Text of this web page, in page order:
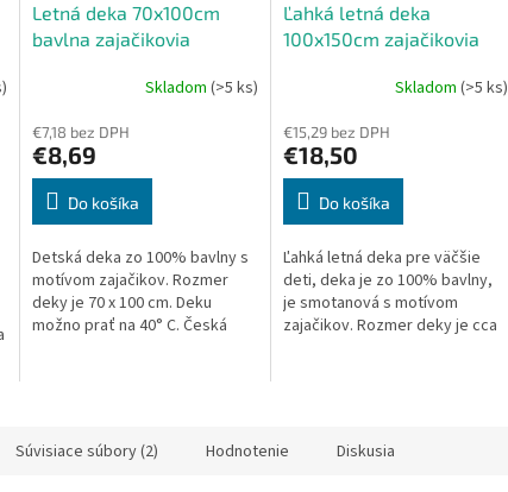
Letná deka 70x100cm
bavlna zajačikovia
produktu
je
5,0
5
hviezdičiek.
Skladom (>5 ks)
€7,18 bez DPH
€8,69
Do košíka
Detská deka zo 100% bavlny s
motívom zajačikov. Rozmer
deky je 70 x 100 cm. Deku
možno prať na 40° C. Česká
Ľahká letná deka
100x150cm zajačikovia
Skladom(>5 ks)
€15,29 bez DPH
€18,50
Do košíka
Ľahká letná deka pre väčšie
deti, deka je zo 100% bavlny,
je smotanová s motívom
zajačikov. Rozmer deky je cca
Súvisiace súbory (2) Hodnotenie Diskusia